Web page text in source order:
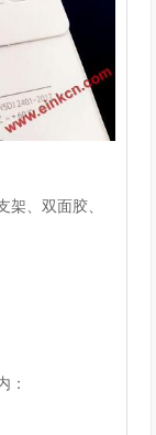
架、双面胶、
：